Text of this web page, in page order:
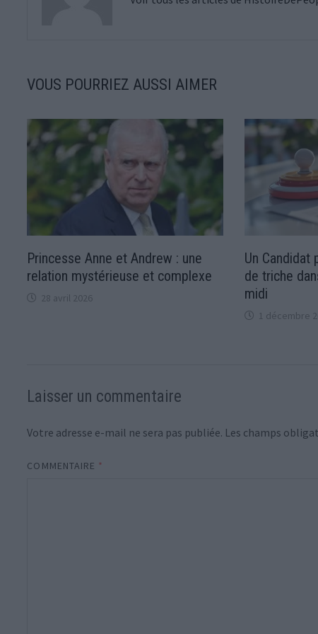
VOUS POURRIEZ AUSSI AIMER
Princesse Anne et Andrew : une
relation mystérieuse et complexe
28 avril 2026
Un Candidat
de triche
midi
1 décembre
Laisser un commentaire
Votre adresse e-mail ne sera pas publiée. Les champs
COMMENTAIRE *